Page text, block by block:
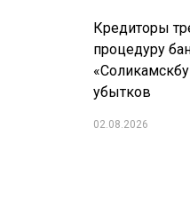
Кредиторы
процедуру
убытков
02.08.2026